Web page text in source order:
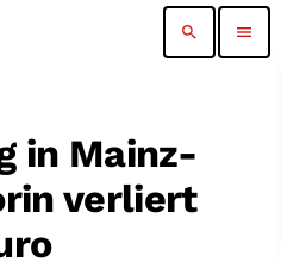
search menu
in Mainz-
verliert